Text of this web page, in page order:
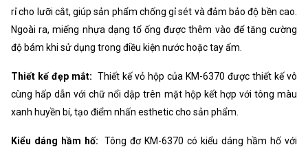
rỉ cho lưỡi cắt, giúp sản phẩm chống gỉ sét và đảm bảo độ bền cao.
Ngoài ra, miếng nhựa dạng tổ ống được thêm vào để tăng cường
độ bám khi sử dụng trong điều kiện nước hoặc tay ẩm.
Thiết kế đẹp mắt: Thiết kế vỏ hộp của KM-6370 được thiết kế vô
cùng hấp dẫn với chữ nổi dập trên mặt hộp kết hợp với tông màu
xanh huyền bí, tạo điểm nhấn esthetic cho sản phẩm.
Kiểu dáng hầm hố:
Tông đơ KM-6370 có kiểu dáng hầm hố với